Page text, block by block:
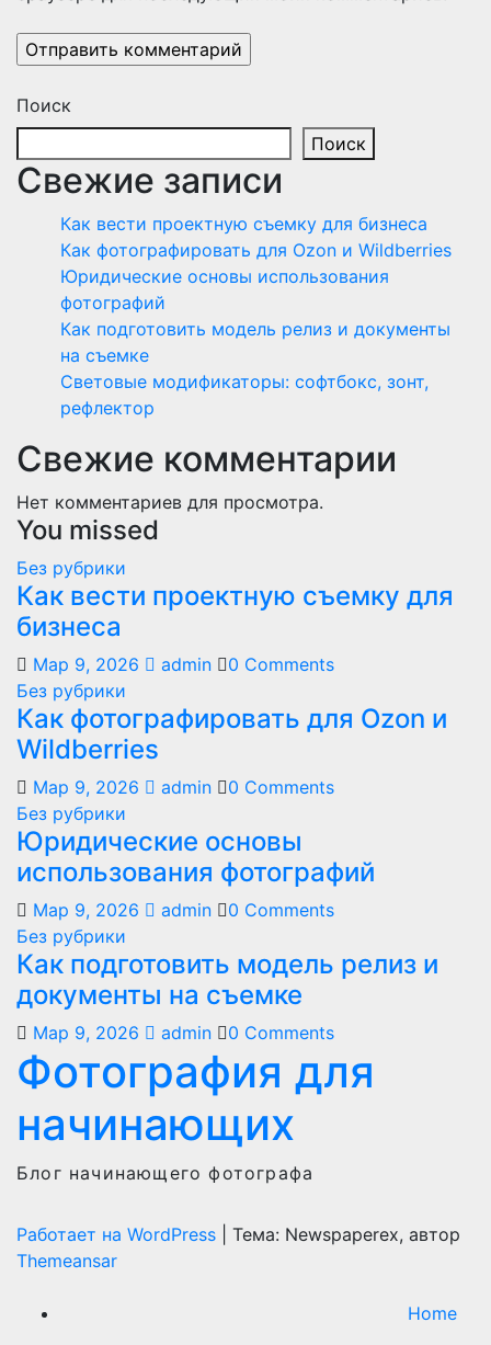
Поиск
Поиск
Свежие записи
Как вести проектную съемку для бизнеса
Как фотографировать для Ozon и Wildberries
Юридические основы использования
фотографий
Как подготовить модель релиз и документы
на съемке
Световые модификаторы: софтбокс, зонт,
рефлектор
Свежие комментарии
Нет комментариев для просмотра.
You missed
Без рубрики
Как вести проектную съемку для
бизнеса
Мар 9, 2026 admin
0 Comments
Без рубрики
Как фотографировать для Ozon и
Wildberries
Мар 9, 2026 admin
0 Comments
Без рубрики
Юридические основы
использования фотографий
Мар 9, 2026 admin
0 Comments
Без рубрики
Как подготовить модель релиз и
документы на съемке
Мар 9, 2026 admin 0 Comments
Фотография для
начинающих
Блог начинающего фотографа
Работает на WordPress
Тема: Newspaperex, автор
Themeansar
Home